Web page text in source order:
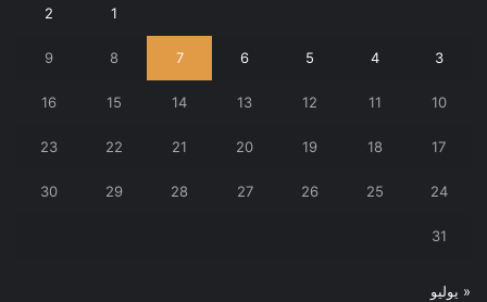
1
2
3
4
5
6
7
8
9
10
11
12
13
14
15
16
17
18
19
20
21
22
23
24
25
26
27
28
29
30
31
« يوليو